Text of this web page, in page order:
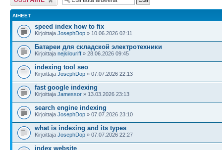
AIHEET
speed index how to fix
Kirjoittaja JosephDop » 10.06.2026 02:11
Батареи для складской электротехники
Kirjoittaja nejkilouriff » 28.06.2026 09:45
indexing tool seo
Kirjoittaja JosephDop » 07.07.2026 22:13
fast google indexing
Kirjoittaja Jamessor » 13.03.2026 23:13
search engine indexing
Kirjoittaja JosephDop » 07.07.2026 23:10
what is indexing and its types
Kirjoittaja JosephDop » 07.07.2026 22:27
index website